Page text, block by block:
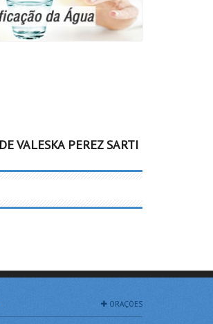
VALESKA PEREZ SARTI
ORAÇÕES